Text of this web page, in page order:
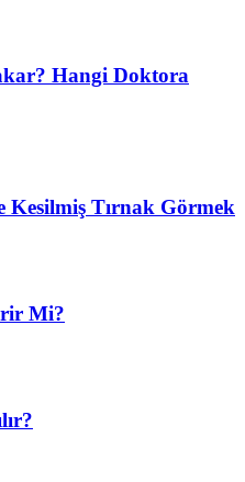
Hangi Doktora
Kesilmiş Tırnak Görmek
Mi?